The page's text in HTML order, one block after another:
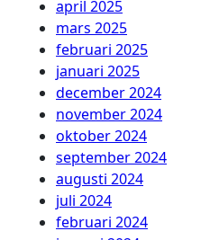
april 2025
mars 2025
februari 2025
januari 2025
december 2024
november 2024
oktober 2024
september 2024
augusti 2024
juli 2024
februari 2024